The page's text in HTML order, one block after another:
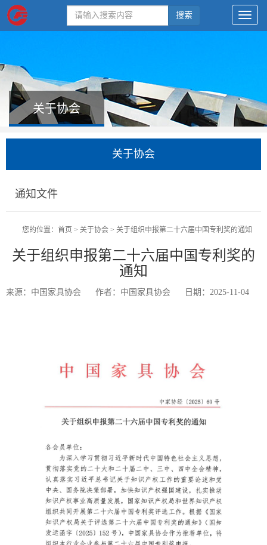
搜索
关于协会
关于协会
通知文件
您的位置： 首页 > 关于协会 > 关于组织申报第二十六届中国专利奖的通知
关于组织申报第二十六届中国专利奖的
通知
来源：中国家具协会 作者：中国家具协会 日期：2025-11-04